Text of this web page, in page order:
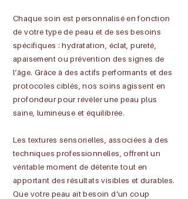
Chaque soin est personnalisé en fonction
de votre type de peau et de ses besoins
spécifiques : hydratation, éclat, pureté,
apaisement ou prévention des signes de
l’âge. Grâce à des actifs performants et des
protocoles ciblés, nos soins agissent en
profondeur pour révéler une peau plus
saine, lumineuse et équilibrée.
Les textures sensorielles, associées à des
techniques professionnelles, offrent un
véritable moment de détente tout en
apportant des résultats visibles et durables.
Que votre peau ait besoin d’un coup